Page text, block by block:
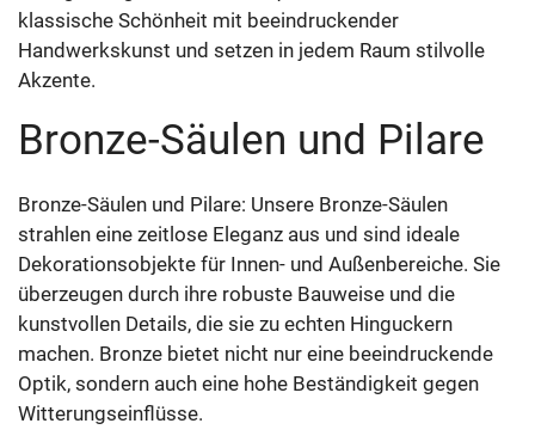
klassische Schönheit mit beeindruckender
Handwerkskunst und setzen in jedem Raum stilvolle
Akzente.
Bronze-Säulen und Pilare
Bronze-Säulen und Pilare: Unsere Bronze-Säulen
strahlen eine zeitlose Eleganz aus und sind ideale
Dekorationsobjekte für Innen- und Außenbereiche. Sie
überzeugen durch ihre robuste Bauweise und die
kunstvollen Details, die sie zu echten Hinguckern
machen. Bronze bietet nicht nur eine beeindruckende
Optik, sondern auch eine hohe Beständigkeit gegen
Witterungseinflüsse.